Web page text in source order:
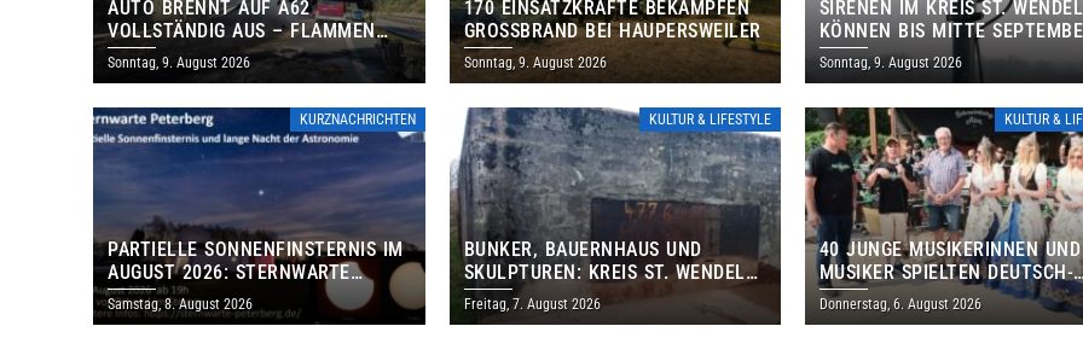
AUTO BRENNT AUF A62
VOLLSTÄNDIG AUS – FLAMMEN
GREIFEN AUF BÖSCHUNG ÜBER
Sonntag, 9. August 2026
170 EINSATZKRÄFTE BEKÄMPFEN
GROSSBRAND BEI HAUPERSWEILER
Sonntag, 9. August 2026
SIRENEN IM KREIS ST. WENDEL
KÖNNEN BIS MITTE
AUSSERPLANMÄSSIG HEULEN
Sonntag, 9. August 2026
KURZNACHRICHTEN
PARTIELLE SONNENFINSTERNIS IM
AUGUST 2026: STERNWARTE
PETERBERG ÖFFNET KOSTENLOS
IHRE TORE
Samstag, 8. August 2026
KULTUR & LIFESTYLE
BUNKER, BAUERNHAUS UND
SKULPTUREN: KREIS ST. WENDEL
LÄDT ZUM TAG DES OFFENEN
DENKMALS EIN
Freitag, 7. August 2026
KULTUR &
40 JUNGE MUSIKERINNEN UND
MUSIKER SPIELTEN DEUTSCH-
BRASILIANISCHES
THOLEY
Donnerstag, 6. August 2026